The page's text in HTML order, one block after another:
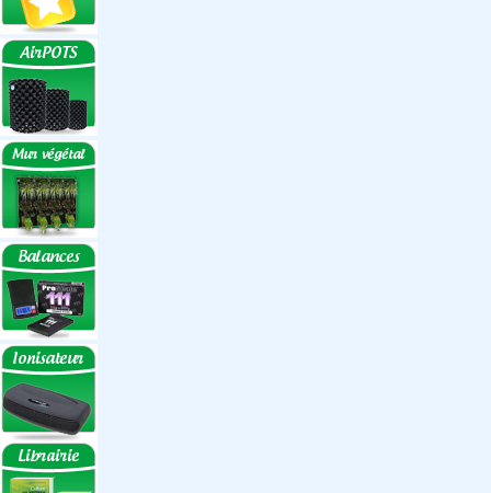
Réflecteurs
Accessoires
Box Discount
Box par marque
Hortibox
Homebox
Dark Room II
GrowLab
Box par taille
Box 40 cm
Box 60 cm
Box 80-90 cm
Box 120 cm
Autres tailles Box